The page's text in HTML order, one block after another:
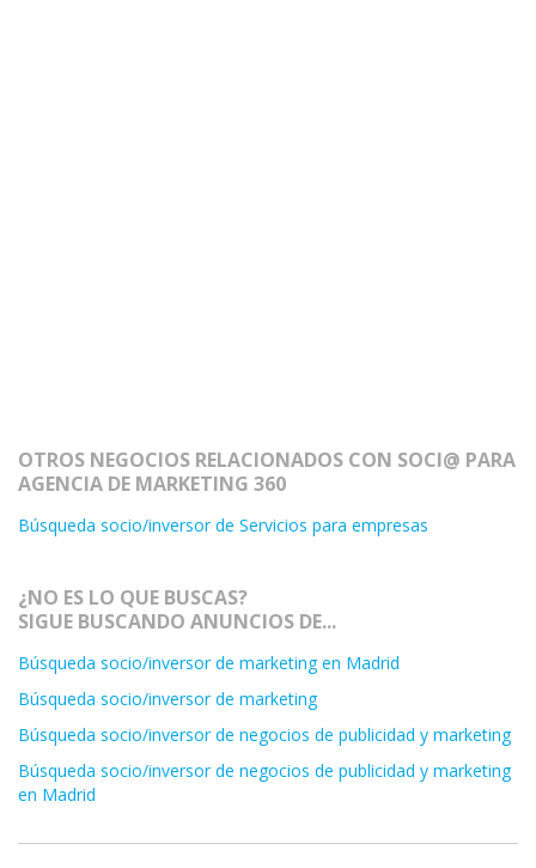
OTROS NEGOCIOS RELACIONADOS CON SOCI@ PARA
AGENCIA DE MARKETING 360
Búsqueda socio/inversor de Servicios para empresas
¿NO ES LO QUE BUSCAS?
SIGUE BUSCANDO ANUNCIOS DE...
Búsqueda socio/inversor de marketing en Madrid
Búsqueda socio/inversor de marketing
Búsqueda socio/inversor de negocios de publicidad y marketing
Búsqueda socio/inversor de negocios de publicidad y marketing
en Madrid